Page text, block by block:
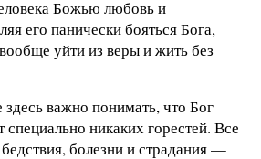
Божью любовь и
его панически бояться Бога,
уйти из веры и жить без
важно понимать, что Бог
никаких горестей. Все
болезни и страдания —